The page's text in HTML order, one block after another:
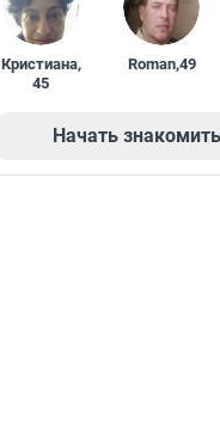
Кристиана,
45
Roman,49
Начать